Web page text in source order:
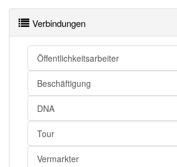
Promoter openthesaurus
Verbindungen
Öffentlichkeitsarbeiter
Beschäftigung
DNA
Tour
Vermarkter